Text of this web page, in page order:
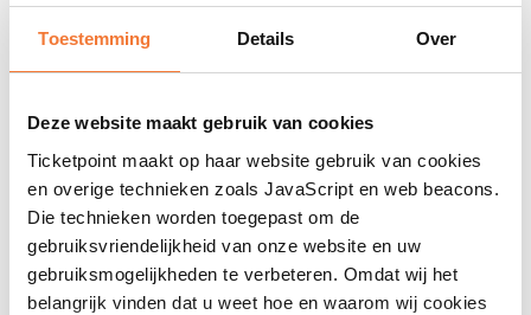
Toestemming Details Over
Deze website maakt gebruik van cookies
Ticketpoint maakt op haar website gebruik van cookies
en overige technieken zoals JavaScript en web beacons.
Die technieken worden toegepast om de
gebruiksvriendelijkheid van onze website en uw
gebruiksmogelijkheden te verbeteren. Omdat wij het
belangrijk vinden dat u weet hoe en waarom wij cookies
Toppers in Concert 2DVD 2014
€ 19,99
Koop meteen je product